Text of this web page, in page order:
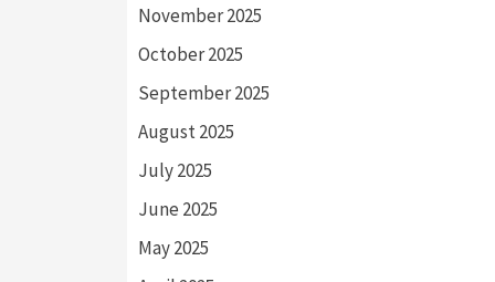
November 2025
October 2025
September 2025
August 2025
July 2025
June 2025
May 2025